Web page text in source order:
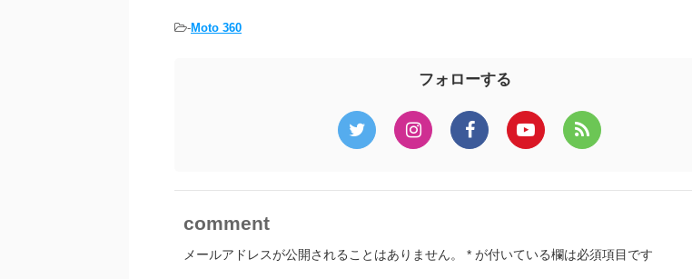
-Moto 360
フォローする
comment
メールアドレスが公開されることはありません。 * が付いている欄は必須項目です